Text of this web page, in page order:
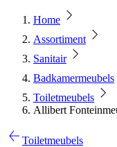
Home
Assortiment
Sanitair
Badkamermeubels
Toiletmeubels
Allibert
Toiletmeubels